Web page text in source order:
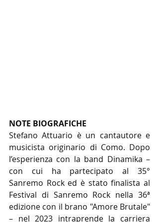
NOTE BIOGRAFICHE
Stefano Attuario è un cantautore e
musicista originario di Como. Dopo
l’esperienza con la band Dinamika –
con cui ha partecipato al 35°
Sanremo Rock ed è stato finalista al
Festival di Sanremo Rock nella 36ª
edizione con il brano "Amore Brutale"
– nel 2023 intraprende la carriera